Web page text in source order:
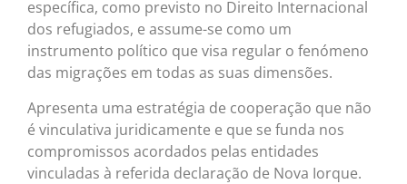
específica, como previsto no Direito Internacional
dos refugiados, e assume-se como um
instrumento político que visa regular o fenómeno
das migrações em todas as suas dimensões.
Apresenta uma estratégia de cooperação que não
é vinculativa juridicamente e que se funda nos
compromissos acordados pelas entidades
vinculadas à referida declaração de Nova Iorque.